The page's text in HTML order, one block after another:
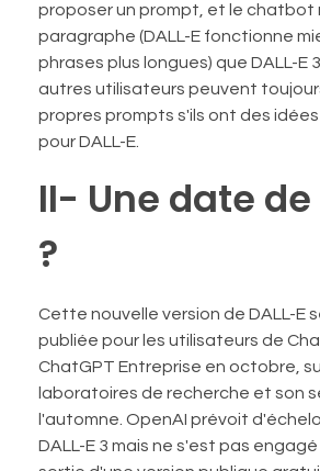
proposer un prompt, et le chatbot
paragraphe (DALL-E fonctionne
phrases plus longues) que DALL-E
autres utilisateurs peuvent
propres prompts s'ils ont des
pour DALL-E.
II- Une date
?
Cette nouvelle version de DALL-E
publiée pour les utilisateurs de
ChatGPT Entreprise en octobre,
laboratoires de recherche et son
l'automne. OpenAI prévoit
DALL-E 3 mais ne s'est pas